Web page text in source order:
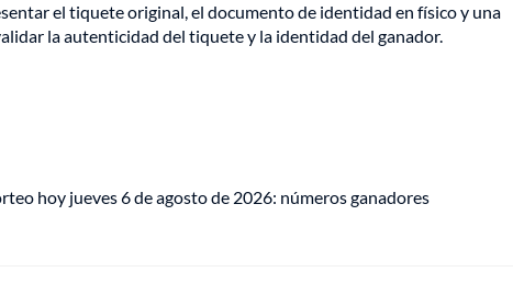
el tiquete original, el documento de identidad en físico y una
la autenticidad del tiquete y la identidad del ganador.
hoy jueves 6 de agosto de 2026: números ganadores